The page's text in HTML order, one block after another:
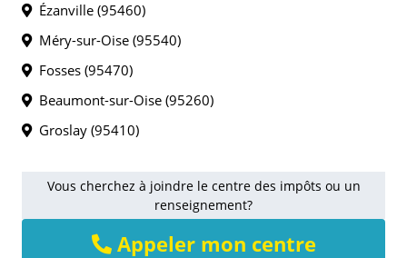
Ézanville (95460)
Méry-sur-Oise (95540)
Fosses (95470)
Beaumont-sur-Oise (95260)
Groslay (95410)
Vous cherchez à joindre le centre des impôts ou un
renseignement?
Appeler mon centre